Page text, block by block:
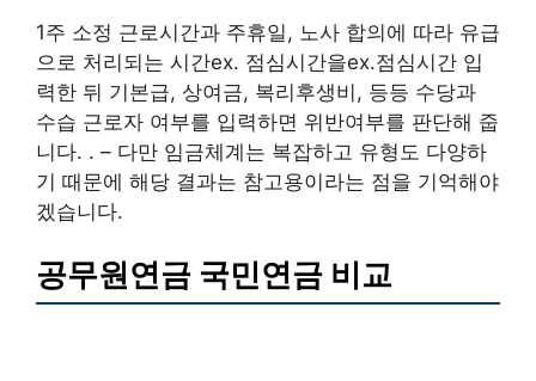
1주 소정 근로시간과 주휴일, 노사 합의에 따라 유급
으로 처리되는 시간ex. 점심시간을ex.점심시간 입
력한 뒤 기본급, 상여금, 복리후생비, 등등 수당과
수습 근로자 여부를 입력하면 위반여부를 판단해 줍
니다. . – 다만 임금체계는 복잡하고 유형도 다양하
기 때문에 해당 결과는 참고용이라는 점을 기억해야
겠습니다.
공무원연금 국민연금 비교